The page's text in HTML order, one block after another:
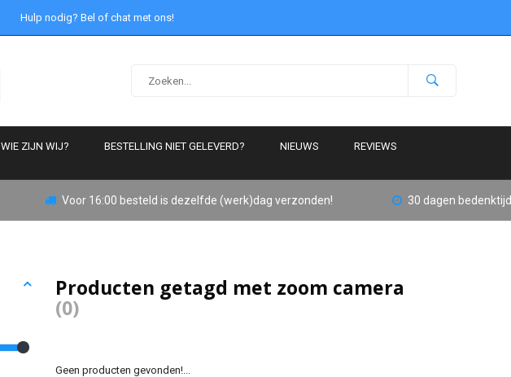
Hulp nodig? Bel of chat met ons!
WIE ZIJN WIJ? BESTELLING NIET GELEVERD? NIEUWS REVIEWS
Voor 16:00 besteld is dezelfde (werk)dag verzonden! 30 dagen bedenktijd
Producten getagd met zoom camera
(0)
Geen producten gevonden!...